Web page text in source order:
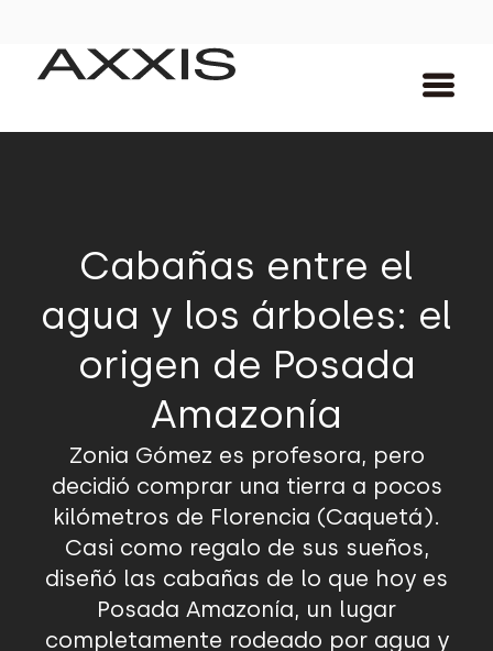
Cabañas entre el
agua y los árboles: el
origen de Posada
Amazonía
Zonia Gómez es profesora, pero
decidió comprar una tierra a pocos
kilómetros de Florencia (Caquetá).
Casi como regalo de sus sueños,
diseñó las cabañas de lo que hoy es
Posada Amazonía, un lugar
completamente rodeado por agua y